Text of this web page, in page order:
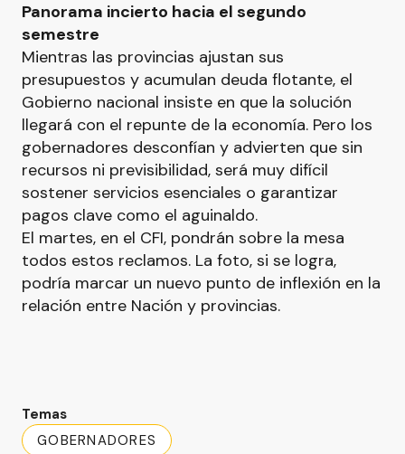
Panorama incierto hacia el segundo
semestre
Mientras las provincias ajustan sus
presupuestos y acumulan deuda flotante, el
Gobierno nacional insiste en que la solución
llegará con el repunte de la economía. Pero los
gobernadores desconfían y advierten que sin
recursos ni previsibilidad, será muy difícil
sostener servicios esenciales o garantizar
pagos clave como el aguinaldo.
El martes, en el CFI, pondrán sobre la mesa
todos estos reclamos. La foto, si se logra,
podría marcar un nuevo punto de inflexión en la
relación entre Nación y provincias.
Temas
GOBERNADORES